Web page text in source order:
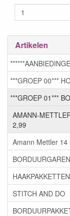
Artikelen
***GROEP 00***
***GROEP 01***
AMANN-
2,99
Amann Mettler 14
HAAKPAKKETTEN
STITCH AND DO